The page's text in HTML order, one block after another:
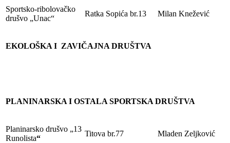
Sportsko-ribolovačko
drušvo „Unac“
Ratka Sopića br.13 Milan Knežević
EKOLOŠKA I ZAVIČAJNA DRUŠTVA
PLANINARSKA I OSTALA SPORTSKA DRUŠTVA
Planinarsko drušvo „13
Runolista“
Titova br.77 Mladen Zeljković